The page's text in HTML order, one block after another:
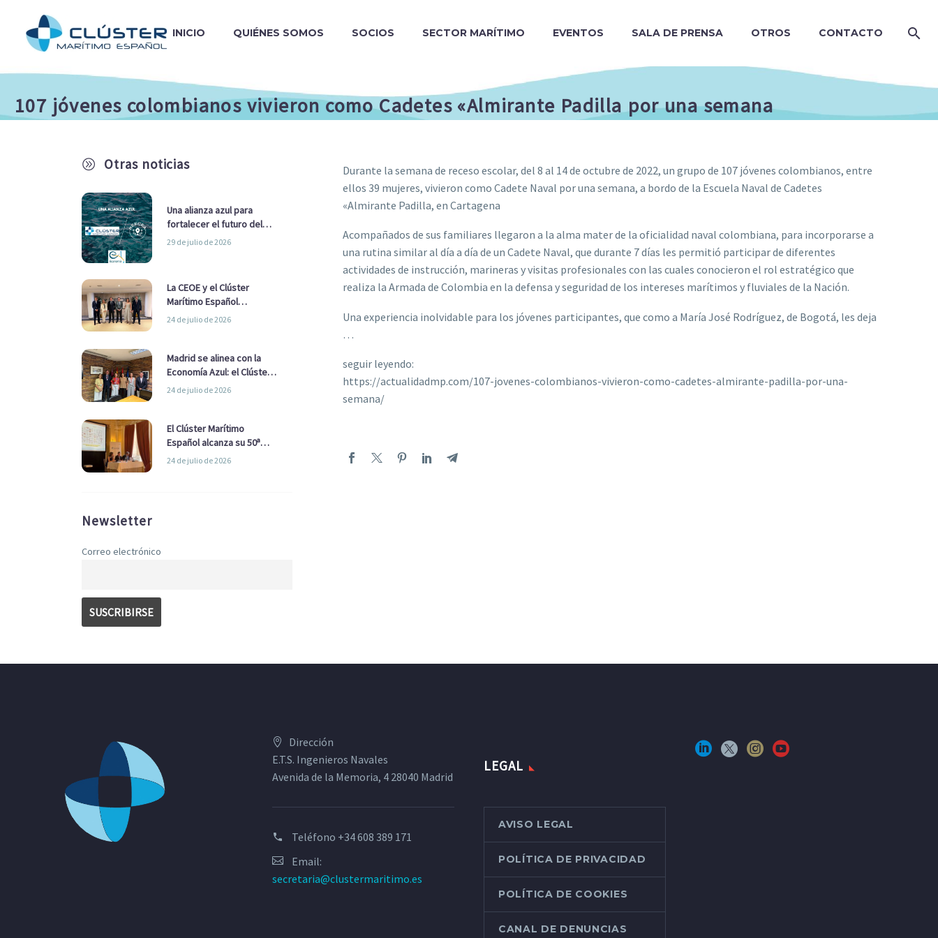
INICIO QUIÉNES SOMOS SOCIOS SECTOR MARÍTIMO EVENTOS SALA DE PRENSA OTROS CONTACTO
107 jóvenes colombianos vivieron como Cadetes «Almirante Padilla por una semana
A Otras noticias
Una alianza azul para
fortalecer el futuro del
sector marítimo
29 de julio de 2026
La CEOE y el Clúster
Marítimo Español
refuerzan su alianza para
24 de julio de 2026
Madrid se alinea con la
Economía Azul: el Clúster
Marítimo Español y la Real
Ayuntamiento
24 de julio de 2026
El Clúster Marítimo
Español alcanza su 50ª
Asamblea reafirmando su
24 de julio de 2026
Newsletter
Correo electrónico
Durante la semana de receso escolar, del 8 al 14 de octubre de 2022, un grupo de 107 jóvenes colombianos, entre
ellos 39 mujeres, vivieron como Cadete Naval por una semana, a bordo de la Escuela Naval de Cadetes
«Almirante Padilla, en Cartagena
Acompañados de sus familiares llegaron a la alma mater de la oficialidad naval colombiana, para incorporarse a
una rutina similar al día a día de un Cadete Naval, que durante 7 días les permitió participar de diferentes
actividades de instrucción, marineras y visitas profesionales con las cuales conocieron el rol estratégico que
realiza la Armada de Colombia en la defensa y seguridad de los intereses marítimos y fluviales de la Nación.
Una experiencia inolvidable para los jóvenes participantes, que como a María José Rodríguez, de Bogotá, les deja
…
seguir leyendo:
https://actualidadmp.com/107-jovenes-colombianos-vivieron-como-cadetes-almirante-padilla-por-una-
semana/
Dirección
E.T.S. Ingenieros Navales
Avenida de la Memoria, 4 28040 Madrid
Teléfono +34 608 389 171
Email:
secretaria@clustermaritimo.es
LEGAL
AVISO LEGAL
POLÍTICA DE PRIVACIDAD
POLÍTICA DE COOKIES
CANAL DE DENUNCIAS